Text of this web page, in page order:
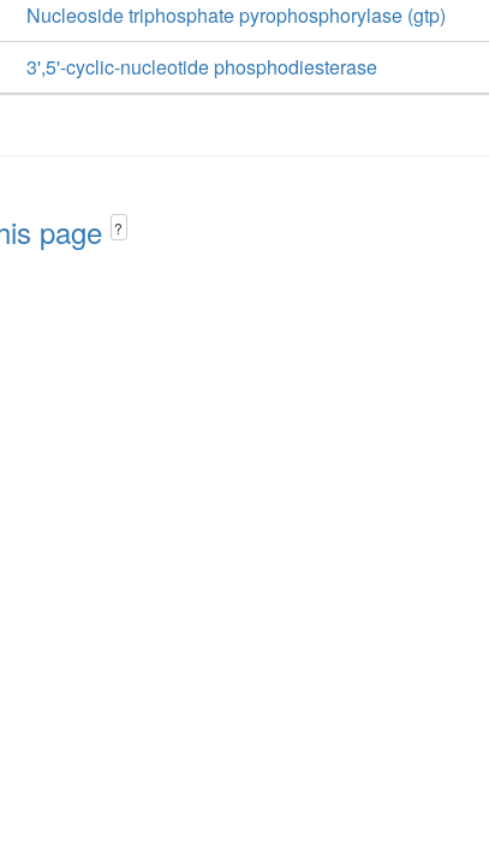
Nucleoside triphosphate pyrophosphorylase (gtp)
3',5'-cyclic-nucleotide phosphodiesterase
page ?